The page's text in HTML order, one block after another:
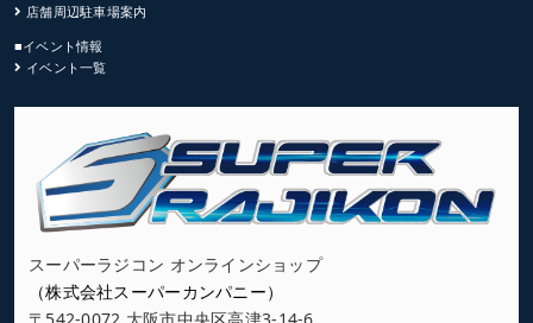
店舗周辺駐車場案内
■イベント情報
イベント一覧
スーパーラジコン オンラインショップ
（株式会社スーパーカンパニー）